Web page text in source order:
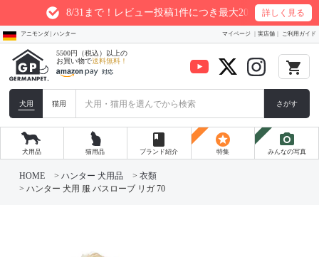
8/31まで！レビュー投稿1件につき最大200ptプレゼント詳しく見る
アニモンダ | ハンター マイページ 実店舗 ご利用ガイド
5500円（税込）以上の
お買い物で送料無料！ local_grocery_store
犬用 猫用 さがす
犬用品 猫用品
book
ブランド紹介
stars
特集
photo_camera
みんなの写真
HOME ハンター 犬用品
衣類
ハンター 犬用 服 バスローブ リガ 70